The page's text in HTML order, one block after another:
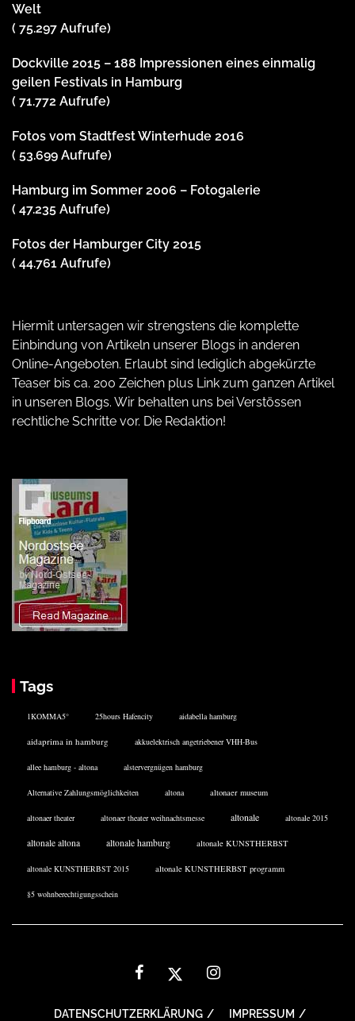
Welt
( 75.297 Aufrufe)
Dockville 2015 – 188 Impressionen eines einmalig
geilen Festivals in Hamburg
( 71.772 Aufrufe)
Fotos vom Stadtfest Winterhude 2016
( 53.699 Aufrufe)
Hamburg im Sommer 2006 – Fotogalerie
( 47.235 Aufrufe)
Fotos der Hamburger City 2015
( 44.761 Aufrufe)
Hiermit untersagen wir strengstens die komplette
Einbindung von Artikeln unserer Blogs in anderen
Online-Angeboten. Erlaubt sind lediglich abgekürzte
Teaser bis ca. 200 Zeichen plus Link zum ganzen Artikel
in unseren Blogs. Wir behalten uns bei Verstössen
rechtliche Schritte vor. Die Redaktion!
Tags
1KOMMA5° 25hours Hafencity aidabella hamburg
aidaprima in hamburg akkuelektrisch angetriebener VHH-Bus
allee hamburg - altona alstervergnügen hamburg
Alternative Zahlungsmöglichkeiten altona altonaer museum
altonaer theater altonaer theater weihnachtsmesse altonale altonale 2015
altonale altona altonale hamburg altonale KUNSTHERBST
altonale KUNSTHERBST 2015 altonale KUNSTHERBST programm
§5 wohnberechtigungsschein
DATENSCHUTZERKLÄRUNG IMPRESSUM